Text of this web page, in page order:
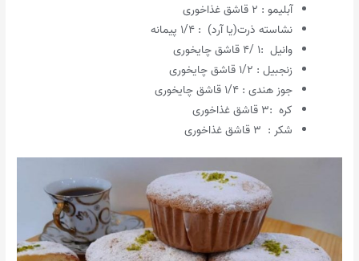
آبلیمو : ۲ قاشق غذاخوری
نشاسته ذرت(یا آرد) : ۱/۴ پیمانه
وانیل :۱ /۴ قاشق چایخوری
زنجبیل : ۱/۲ قاشق چایخوری
جوز هندی : ۱/۴ قاشق چایخوری
کره :۳ قاشق غذاخوری
شکر : ۳ قاشق غذاخوری